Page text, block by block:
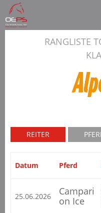
RANGLISTE
REITER
Datum Pferd
25.06.2026
Campari
on Ice